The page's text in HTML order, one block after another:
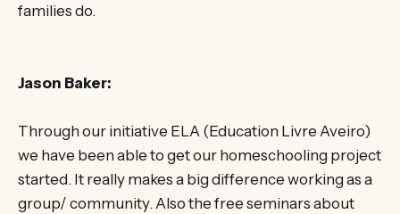
families do.
Jason Baker:
Through our initiative ELA (Education Livre Aveiro)
we have been able to get our homeschooling project
started. It really makes a big difference working as a
group/ community. Also the free seminars about